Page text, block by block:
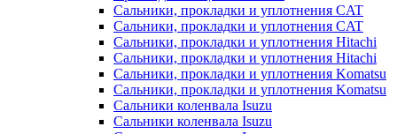
Сальники, прокладки и уплотнения CAT
Сальники, прокладки и уплотнения CAT
Сальники, прокладки и уплотнения Hitachi
Сальники, прокладки и уплотнения Hitachi
Сальники, прокладки и уплотнения Komatsu
Сальники, прокладки и уплотнения Komatsu
Сальники коленвала Isuzu
Сальники коленвала Isuzu